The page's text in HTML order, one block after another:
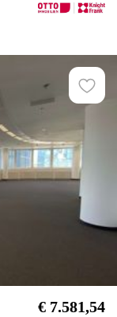
€ 7.581,54